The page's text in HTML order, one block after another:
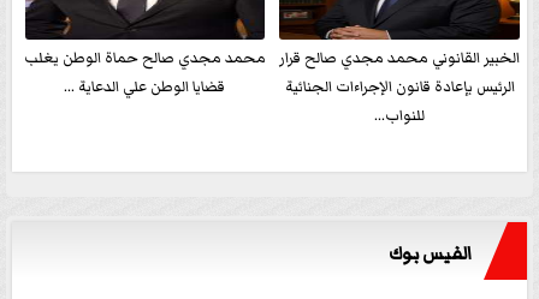
الخبير القانوني محمد مجدي صالح قرار
الرئيس بإعادة قانون الإجراءات الجنائية
للنواب...
محمد مجدي صالح حماة الوطن يغلب
قضايا الوطن علي الدعاية ...
الفيس بوك